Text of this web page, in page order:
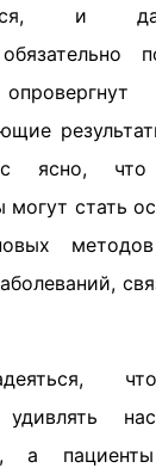
и
ясно, что
могут стать
удивлять
а